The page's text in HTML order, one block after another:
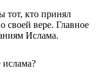
тот, кто принял
своей вере. Главное
Ислама.
ислама?